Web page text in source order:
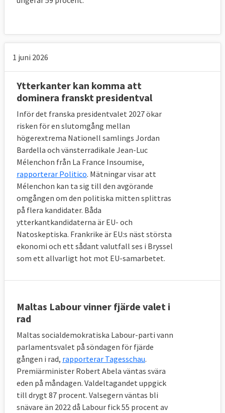
1 juni 2026
Ytterkanter kan komma att
dominera franskt presidentval
Inför det franska presidentvalet 2027 ökar
risken för en slutomgång mellan
högerextrema Nationell samlings Jordan
Bardella och vänsterradikale Jean-Luc
Mélenchon från La France Insoumise,
rapporterar Politico. Mätningar visar att
Mélenchon kan ta sig till den avgörande
omgången om den politiska mitten splittras
på flera kandidater. Båda
ytterkantkandidaterna är EU- och
Natoskeptiska. Frankrike är EU:s näst största
ekonomi och ett sådant valutfall ses i Bryssel
som ett allvarligt hot mot EU-samarbetet.
Maltas Labour vinner fjärde valet i
rad
Maltas socialdemokratiska Labour-parti vann
parlamentsvalet på söndagen för fjärde
gången i rad, rapporterar Tagesschau.
Premiärminister Robert Abela väntas svära
eden på måndagen. Valdeltagandet uppgick
till drygt 87 procent. Valsegern väntas bli
snävare än 2022 då Labour fick 55 procent av